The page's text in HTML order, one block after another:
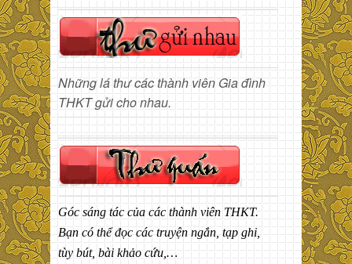
Những lá thư các thành viên Gia đình
THKT gửi cho nhau.
Góc sáng tác của các thành viên THKT.
Bạn có thể đọc các truyện ngắn, tạp ghi,
tùy bút, bài khảo cứu,…